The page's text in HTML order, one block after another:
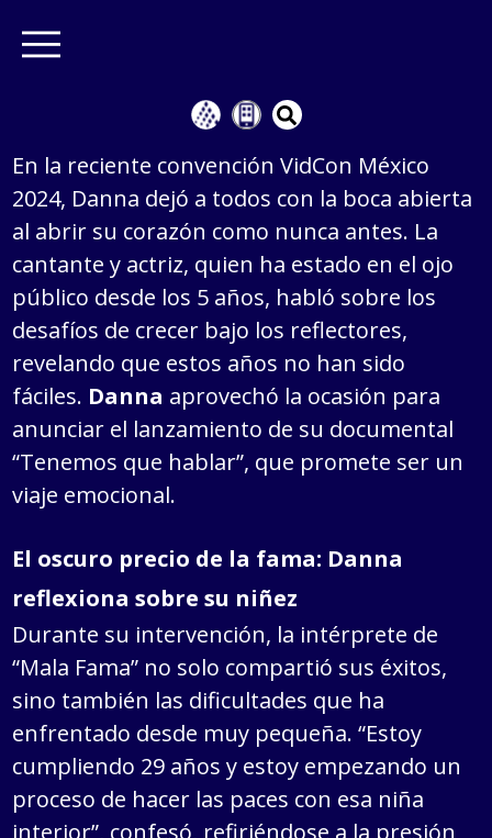
En la reciente convención VidCon México
2024, Danna dejó a todos con la boca abierta
al abrir su corazón como nunca antes. La
cantante y actriz, quien ha estado en el ojo
público desde los 5 años, habló sobre los
desafíos de crecer bajo los reflectores,
revelando que estos años no han sido
fáciles. Danna aprovechó la ocasión para
anunciar el lanzamiento de su documental
“Tenemos que hablar”, que promete ser un
viaje emocional.
El oscuro precio de la fama: Danna
reflexiona sobre su niñez
Durante su intervención, la intérprete de
“Mala Fama” no solo compartió sus éxitos,
sino también las dificultades que ha
enfrentado desde muy pequeña. “Estoy
cumpliendo 29 años y estoy empezando un
proceso de hacer las paces con esa niña
interior”, confesó, refiriéndose a la presión